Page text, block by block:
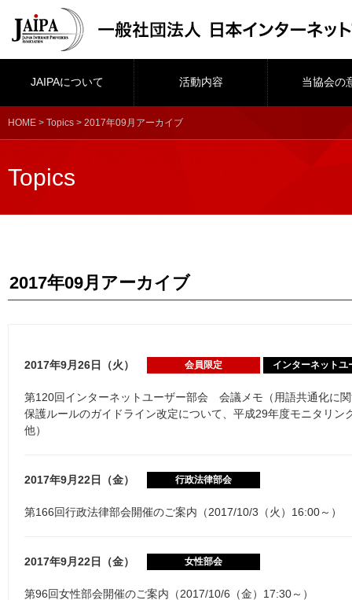
JAIPAについて 活動内容 当協会の
HOME > Topics > 2017年09月アーカイブ
Topics
2017年09月アーカイブ
2017年9月26日（火） 会員限定 インターネットユ
第120回インターネットユーザー部会 会議メモ（用語共通化に
保護ルールのガイドライン改定について、平成29年度モニタリン
他）
2017年9月22日（金） 行政法律部会
第166回行政法律部会開催のご案内（2017/10/3（火）16:00～）
2017年9月22日（金） 女性部会
第96回女性部会開催のご案内（2017/10/6（金）17:30～）